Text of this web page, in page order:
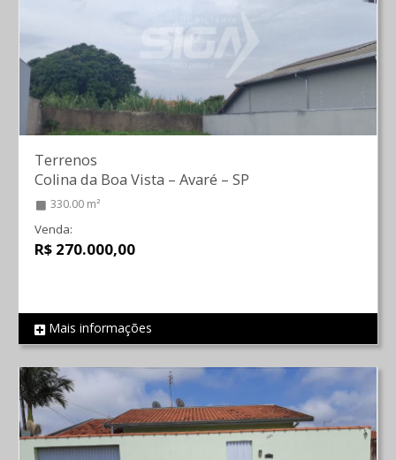
REF 1299
Terrenos
Colina da Boa Vista – Avaré – SP
330.00 m²
Venda:
R$ 270.000,00
Mais informações